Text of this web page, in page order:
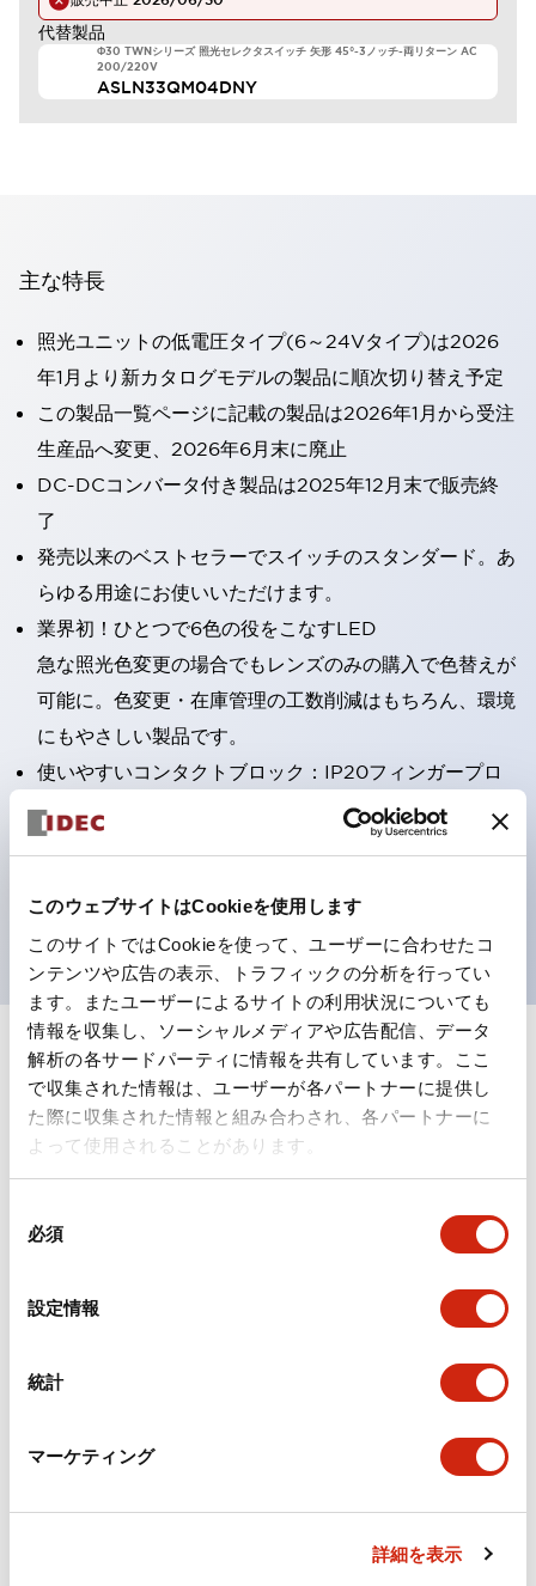
このウェブサイトはCookieを使用します
このサイトではCookieを使って、ユーザーに合わせたコ
ンテンツや広告の表示、トラフィックの分析を行ってい
ます。またユーザーによるサイトの利用状況についても
情報を収集し、ソーシャルメディアや広告配信、データ
解析の各サードパーティに情報を共有しています。ここ
で収集された情報は、ユーザーが各パートナーに提供し
た際に収集された情報と組み合わされ、各パートナーに
よって使用されることがあります。
必須
設定情報
統計
マーケティング
詳細を表示
代替製品
Φ30 TWNシリーズ 照光セレクタスイッチ 矢形 45°-3ノッチ-両リターン AC
200/220V
ASLN33QM04DNY
主な特長
照光ユニットの低電圧タイプ(6～24Vタイプ)は2026
年1月より新カタログモデルの製品に順次切り替え予定
この製品一覧ページに記載の製品は2026年1月から受注
生産品へ変更、2026年6月末に廃止
DC-DCコンバータ付き製品は2025年12月末で販売終
了
発売以来のベストセラーでスイッチのスタンダード。あ
らゆる用途にお使いいただけます。
業界初！ひとつで6色の役をこなすLED
急な照光色変更の場合でもレンズのみの購入で色替えが
可能に。色変更・在庫管理の工数削減はもちろん、環境
にもやさしい製品です。
使いやすいコンタクトブロック：IP20フィンガープロ
テクション構造、簡単取付け／取外し、ねじ脱落防止、
選べる2方向配線
UL、CSA、TÜV、CCC認証品。
仕様 すべて展開
形状仕様
電気的仕様(照光部定格)
環境仕様
機能仕様
機械的仕様